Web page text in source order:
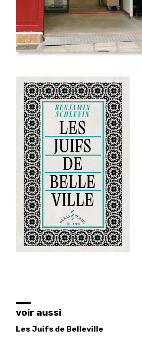
voir aussi
Les Juifs de Belleville